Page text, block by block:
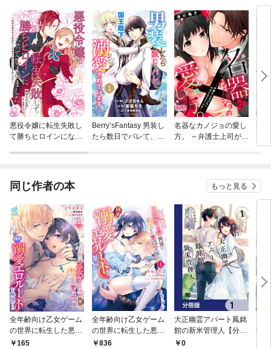
悪役令嬢に転生失敗し
て勝ちヒロインになっ
Berry’sFantasy 男装し
たら数日でバレて、国
名器なカノジョの愛し
方。 ～弁護士上司が私
完
女
同じ作者の本 もっと見る
全年齢向け乙女ゲーム
の世界に転生した悪役
令嬢は図らずも溺愛エ
165
全年齢向け乙女ゲーム
の世界に転生した悪役
令嬢は図らずも溺愛エ
836
大正幽霊アパート鳳銘
館の新米管理人【分冊
版】 1
0
館